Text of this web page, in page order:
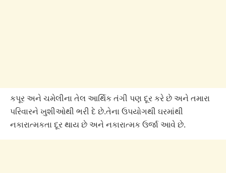
કપૂર અને ચમેલીના તેલ આર્થિક તંગી પણ દૂર કરે છે અને તમારા
પરિવારને ખુશીઓથી ભરી દે છે.તેના ઉપયોગથી ઘરમાંથી
નકારાત્મકતા દૂર થાય છે અને નકારાત્મક ઉર્જા આવે છે.